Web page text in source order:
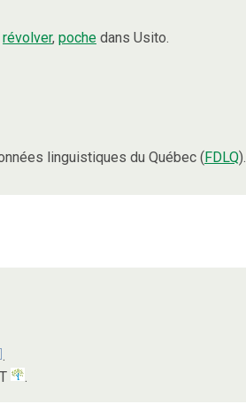
révolver, poche dans Usito.
linguistiques du Québec (FDLQ).
.
.